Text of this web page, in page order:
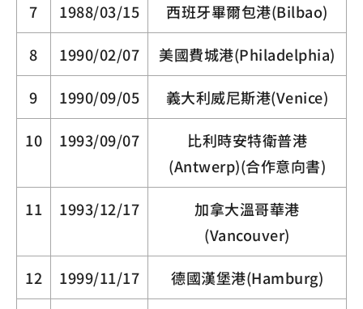
7 1988/03/15 西班牙畢爾包港(Bilbao)
8 1990/02/07 美國費城港(Philadelphia)
9 1990/09/05 義大利威尼斯港(Venice)
10 1993/09/07
比利時安特衛普港
(Antwerp)(合作意向書)
11 1993/12/17
加拿大溫哥華港
(Vancouver)
12 1999/11/17 德國漢堡港(Hamburg)